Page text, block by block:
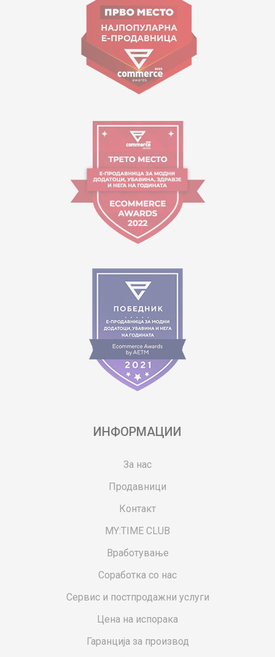
contact@mytime.mk
Работно време:
09:00 до 17:00
ИНФОРМАЦИИ
За нас
Продавници
Контакт
MY:TIME CLUB
Вработување
Соработка со нас
Сервис и постпродажни услуги
Цена на испорака
Гаранција за производ